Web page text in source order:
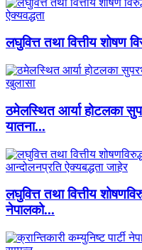
लघुवित्त तथा वित्तीय शोषण
ठमेलस्थित आर्या होटलका
यातना...
लघुवित्त तथा वित्तीय
नेपालको...